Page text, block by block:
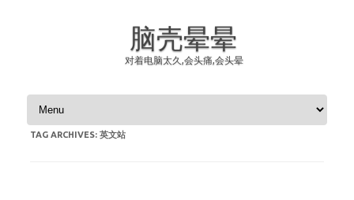
脑壳晕晕
对着电脑太久,会头痛,会头晕
Skip to content
TAG ARCHIVES: 英文站